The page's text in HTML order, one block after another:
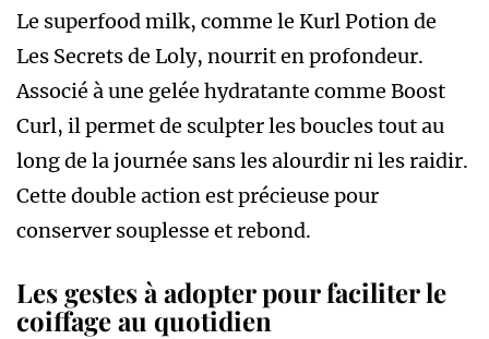
Le superfood milk, comme le Kurl Potion de
Les Secrets de Loly, nourrit en profondeur.
Associé à une gelée hydratante comme Boost
Curl, il permet de sculpter les boucles tout au
long de la journée sans les alourdir ni les raidir.
Cette double action est précieuse pour
conserver souplesse et rebond.
Les gestes à adopter pour faciliter le
coiffage au quotidien